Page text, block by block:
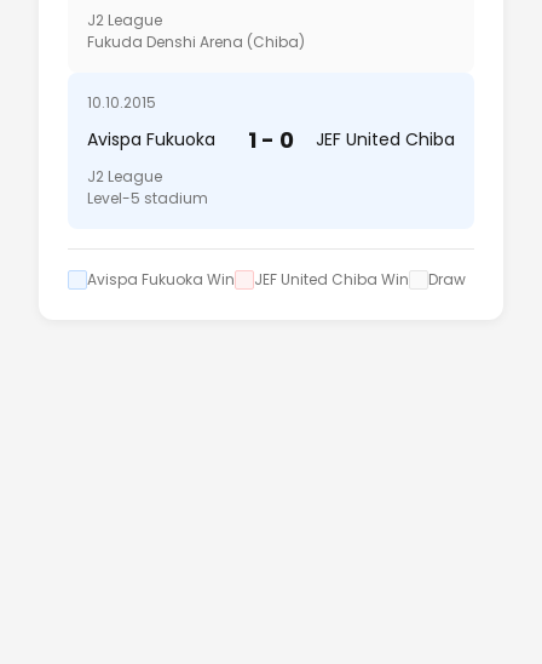
J2 League
Fukuda Denshi Arena (Chiba)
10.10.2015
Avispa Fukuoka 1 - 0 JEF United Chiba
J2 League
Level-5 stadium
Avispa Fukuoka Win JEF United Chiba Win Draw